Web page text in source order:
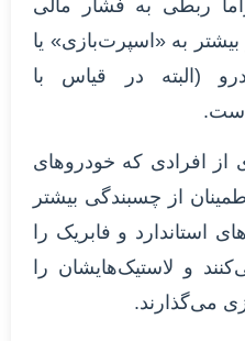
ربطی به فشار مالی
به «اسپرت‌بازی» یا
(البته در قیاس با
از افرادی که خودروهای
از چسبندگی بیشتر
استاندارد و فابریک را
و لاستیک‌هایشان را
می‌گذارند.